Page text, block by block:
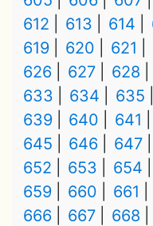
612
613 614
619
620 621
626
627 628
633
634 635
639
640 641
645
646 647
652
653 654
659
660 661
666
667 668